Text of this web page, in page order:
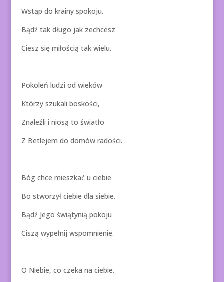
Wstąp do krainy spokoju.
Bądź tak długo jak zechcesz
Ciesz się miłością tak wielu.
Pokoleń ludzi od wieków
Którzy szukali boskości,
Znaleźli i niosą to światło
Z Betlejem do domów radości.
Bóg chce mieszkać u ciebie
Bo stworzył ciebie dla siebie.
Bądź Jego świątynią pokoju
Ciszą wypełnij wspomnienie.
O Niebie, co czeka na ciebie.